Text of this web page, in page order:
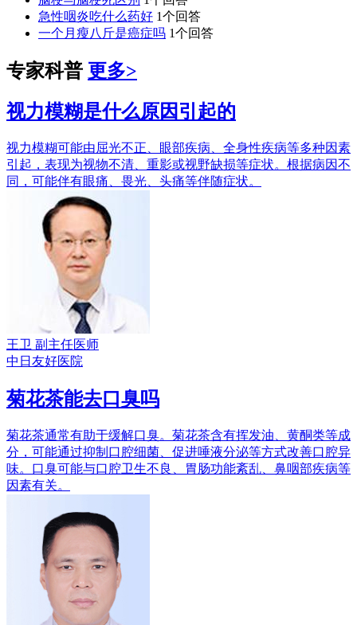
急性咽炎吃什么药好 1个回答
一个月瘦八斤是癌症吗 1个回答
专家科普 更多>
视力模糊是什么原因引起的
视力模糊可能由屈光不正、眼部疾病、全身性疾病等多种因素
引起，表现为视物不清、重影或视野缺损等症状。根据病因不
同，可能伴有眼痛、畏光、头痛等伴随症状。
王卫 副主任医师
中日友好医院
菊花茶能去口臭吗
菊花茶通常有助于缓解口臭。菊花茶含有挥发油、黄酮类等成
分，可能通过抑制口腔细菌、促进唾液分泌等方式改善口腔异
味。口臭可能与口腔卫生不良、胃肠功能紊乱、鼻咽部疾病等
因素有关。